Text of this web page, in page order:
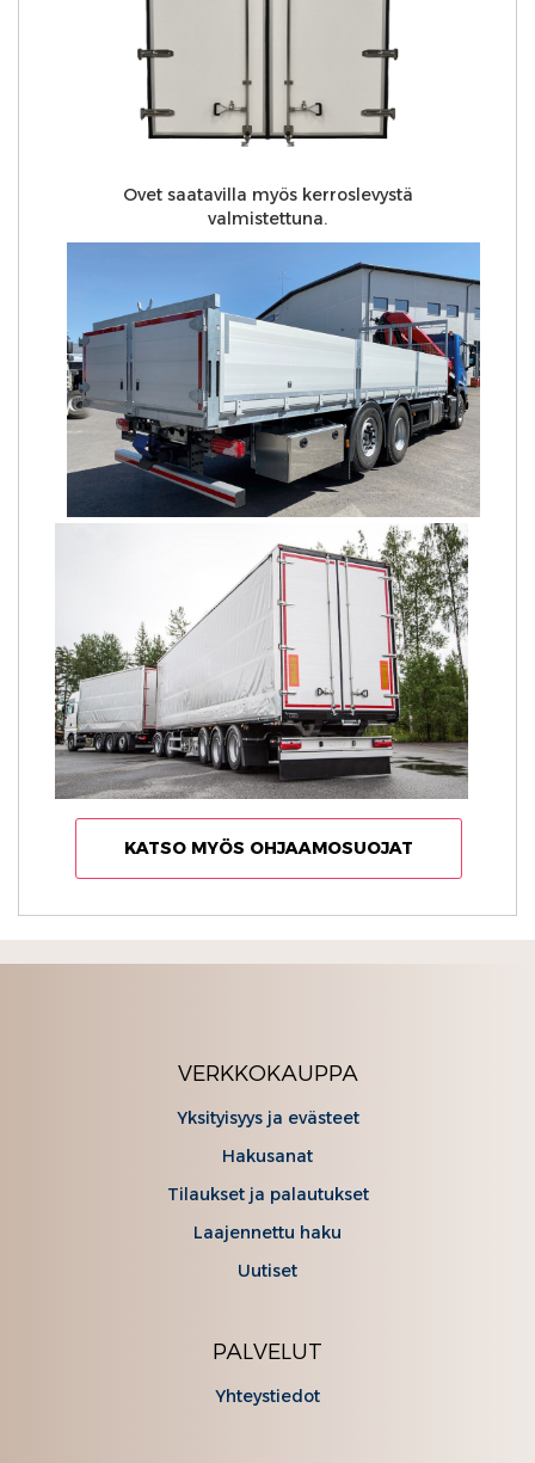
Ovet saatavilla myös kerroslevystä
valmistettuna.
KATSO MYÖS OHJAAMOSUOJAT
VERKKOKAUPPA
Yksityisyys ja evästeet
Hakusanat
Tilaukset ja palautukset
Laajennettu haku
Uutiset
PALVELUT
Yhteystiedot